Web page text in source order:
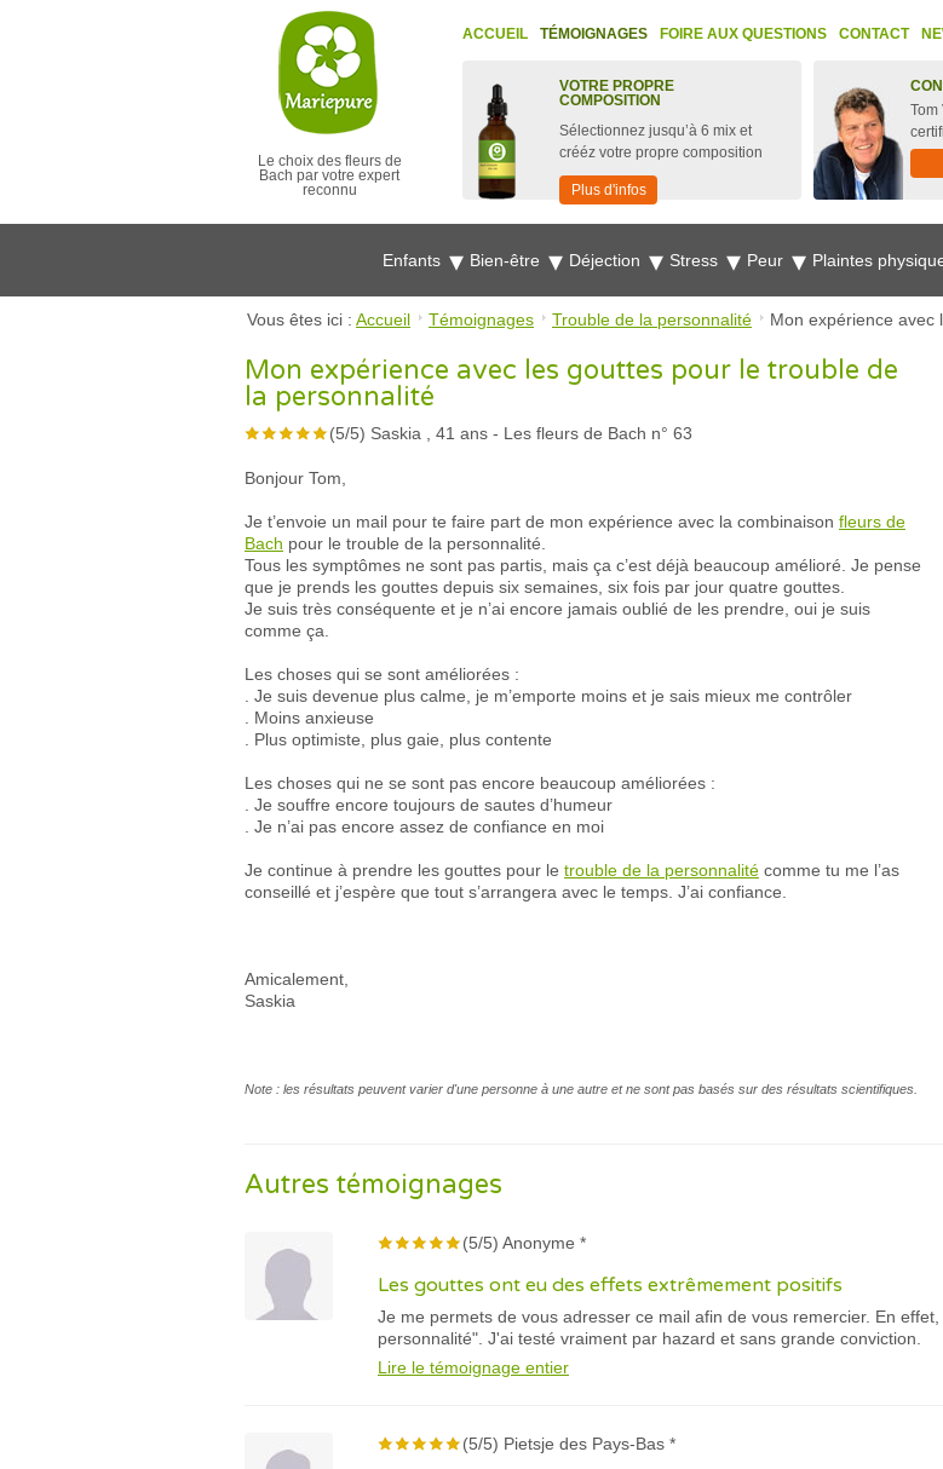
Le choix des fleurs de
Bach par votre expert
reconnu
ACCUEIL TÉMOIGNAGES FOIRE AUX QUESTIONS CONTACT
VOTRE PROPRE
COMPOSITION
Sélectionnez jusqu’à 6 mix et
crééz votre propre composition
Plus d'infos
Tom
Enfants Bien-être Déjection Stress Peur Plaintes
Vous êtes ici : Accueil Témoignages Trouble de la personnalité Mon expérience avec
Mon expérience avec les gouttes pour le trouble de
la personnalité
(5/5) Saskia , 41 ans - Les fleurs de Bach n° 63
Bonjour Tom,
Je t’envoie un mail pour te faire part de mon expérience avec la combinaison fleurs de
Bach pour le trouble de la personnalité.
Tous les symptômes ne sont pas partis, mais ça c’est déjà beaucoup amélioré. Je pense
que je prends les gouttes depuis six semaines, six fois par jour quatre gouttes.
Je suis très conséquente et je n’ai encore jamais oublié de les prendre, oui je suis
comme ça.
Les choses qui se sont améliorées :
. Je suis devenue plus calme, je m’emporte moins et je sais mieux me contrôler
. Moins anxieuse
. Plus optimiste, plus gaie, plus contente
Les choses qui ne se sont pas encore beaucoup améliorées :
. Je souffre encore toujours de sautes d’humeur
. Je n’ai pas encore assez de confiance en moi
Je continue à prendre les gouttes pour le trouble de la personnalité comme tu me l’as
conseillé et j’espère que tout s’arrangera avec le temps. J’ai confiance.
Amicalement,
Saskia
Note : les résultats peuvent varier d'une personne à une autre et ne sont pas basés sur des résultats scientifiques.
Autres témoignages
(5/5) Anonyme *
Les gouttes ont eu des effets extrêmement positifs
Je me permets de vous adresser ce mail afin de vous remercier. En
personnalité". J'ai testé vraiment par hazard et sans grande conviction.
Lire le témoignage entier
(5/5) Pietsje des Pays-Bas *